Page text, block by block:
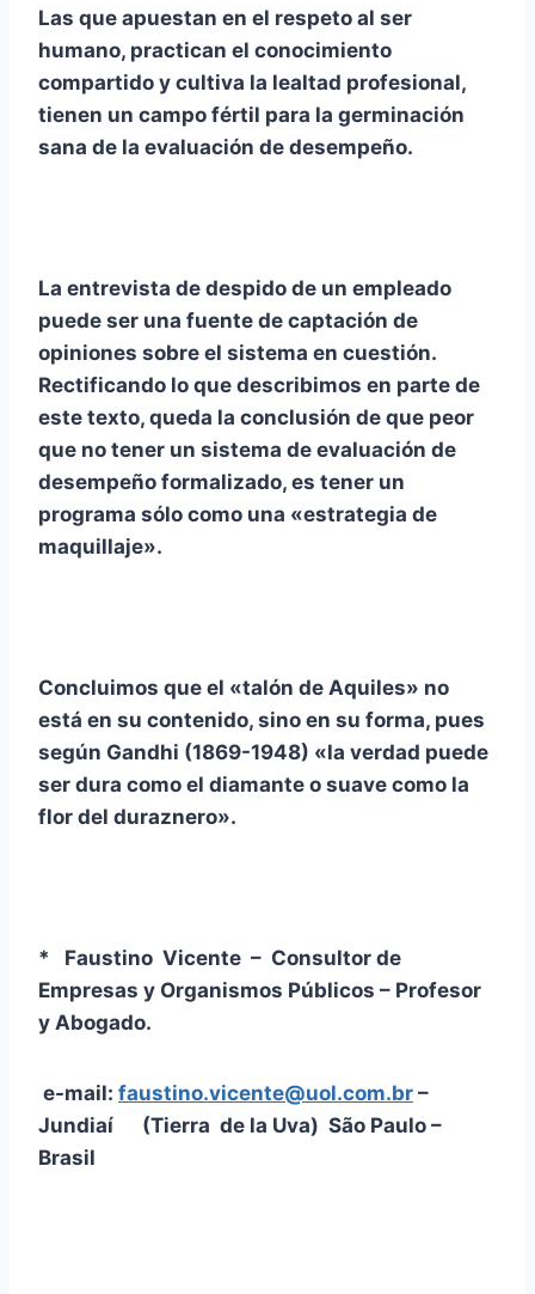
Las que apuestan en el respeto al ser
humano, practican el conocimiento
compartido y cultiva la lealtad profesional,
tienen un campo fértil para la germinación
sana de la evaluación de desempeño.
La entrevista de despido de un empleado
puede ser una fuente de captación de
opiniones sobre el sistema en cuestión.
Rectificando lo que describimos en parte de
este texto, queda la conclusión de que peor
que no tener un sistema de evaluación de
desempeño formalizado, es tener un
programa sólo como una «estrategia de
maquillaje».
Concluimos que el «talón de Aquiles» no
está en su contenido, sino en su forma, pues
según Gandhi (1869-1948) «la verdad puede
ser dura como el diamante o suave como la
flor del duraznero».
* Faustino Vicente – Consultor de
Empresas y Organismos Públicos – Profesor
y Abogado.
e-mail: faustino.vicente@uol.com.br –
Jundiaí (Tierra de la Uva) São Paulo –
Brasil